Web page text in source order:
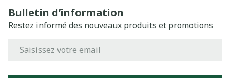
Bulletin d’information
Restez informé des nouveaux produits et promotions